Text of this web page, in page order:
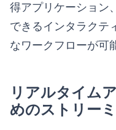
得アプリケーション
できるインタラクテ
なワークフローが可
リアルタイム
めのストリー